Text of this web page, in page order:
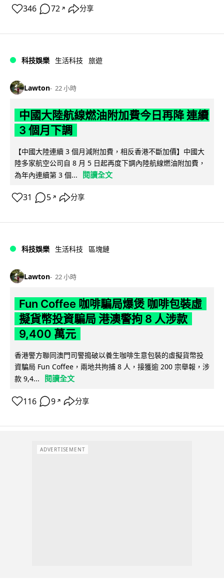
346 72 ↗ 分享
科技娛樂 生活科技 旅遊
Lawton 22 小時
中國大陸航線燃油附加費今日再降 連續
3 個月下調
【中國大陸連續 3 個月減附加費，相反香港不斷加價】中國大
陸多家航空公司自 8 月 5 日起再度下調內陸航線燃油附加費，
為年內連續第 3 個...
閱讀全文
31 5 ↗ 分享
科技娛樂 生活科技 區塊鏈
Lawton 22 小時
Fun Coffee 咖啡騙局爆煲 咖啡包裝虛
擬貨幣投資騙局 港澳警拘 8 人涉款
9,400 萬元
香港警方聯同澳門司警搗破以養生咖啡生意包裝的虛擬貨幣投
資騙局 Fun Coffee，兩地共拘捕 8 人，接獲逾 200 宗舉報，涉
款 9,4...
閱讀全文
116 9 ↗ 分享
ADVERTISEMENT